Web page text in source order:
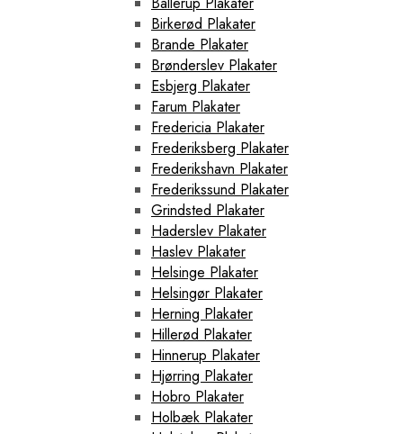
Birkerød Plakater
Brande Plakater
Brønderslev Plakater
Esbjerg Plakater
Farum Plakater
Fredericia Plakater
Frederiksberg Plakater
Frederikshavn Plakater
Frederikssund Plakater
Grindsted Plakater
Haderslev Plakater
Haslev Plakater
Helsinge Plakater
Helsingør Plakater
Herning Plakater
Hillerød Plakater
Hinnerup Plakater
Hjørring Plakater
Hobro Plakater
Holbæk Plakater